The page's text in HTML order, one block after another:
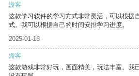
游客
这款学习软件的学习方式非常灵活，可以根据
式。我可以根据自己的时间安排学习进度。
2025-01-18
游客
这款游戏非常好玩，画面精美，玩法丰富。我